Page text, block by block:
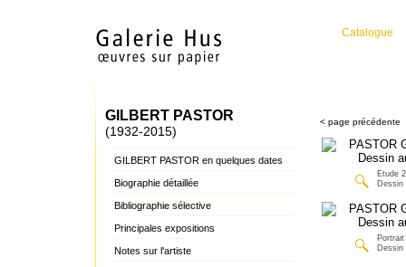
Catalogue
GILBERT PASTOR
(1932-2015)
GILBERT PASTOR en quelques dates
Biographie détaillée
Bibliographie sélective
Principales expositions
Notes sur l'artiste
< page précédente
Etude 2
Dessin
Portrait
Dessin